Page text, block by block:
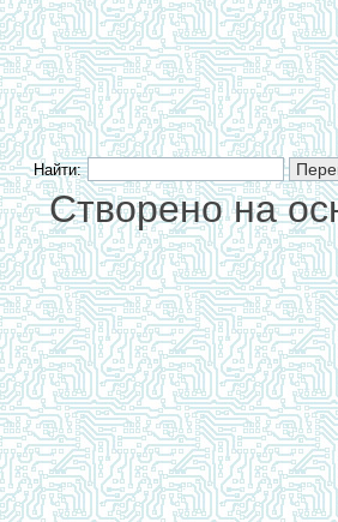
Найти:
Створено на